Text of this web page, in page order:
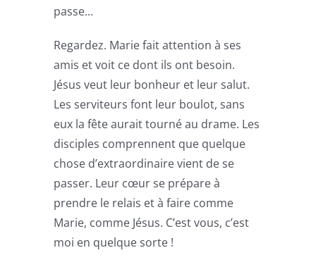
passe…
Regardez. Marie fait attention à ses
amis et voit ce dont ils ont besoin.
Jésus veut leur bonheur et leur salut.
Les serviteurs font leur boulot, sans
eux la fête aurait tourné au drame. Les
disciples comprennent que quelque
chose d’extraordinaire vient de se
passer. Leur cœur se prépare à
prendre le relais et à faire comme
Marie, comme Jésus. C’est vous, c’est
moi en quelque sorte !